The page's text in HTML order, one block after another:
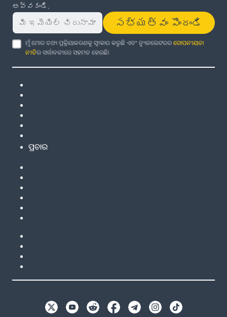
అవ్వకండి.
సభ్యత్వం పొందండి
ମୁଁ ମୋର ତଥ୍ୟ ପ୍ରକ୍ରିୟାକରଣକୁ ସ୍ୱୀକାର କରୁଛି ଏବଂ ନ୍ୟୁଜଲେଟରରଗୋପନୀୟତା
ନୀତିର ସର୍ତ୍ତାବଳୀରେ ସହମତ ହେଉଛି।
ପ୍ରଚାର